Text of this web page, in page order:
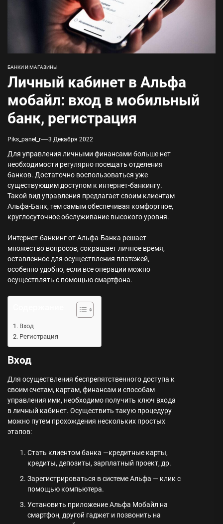
БАНКИ И МАГАЗИНЫ
Личный кабинет в Альфа
мобайл: вход в мобильный
банк, регистрация
Piks_panel_r 3 Декабря 2022
Для управления личными финансами больше нет
необходимости регулярно посещать отделения
банков. Достаточно воспользоваться уже
существующим доступом к интернет-банкингу.
Такой вид управления предлагает своим клиентам
Альфа-Банк, тем самым обеспечивая комфортное,
круглосуточное обслуживание высокого уровня.
Интернет-банкинг от Альфа-Банка решает
множество вопросов, сокращает личное время,
оставленное для осуществления платежей,
особенно удобно, если все операции можно
осуществлять с помощью смартфона.
Вход
Регистрация
Вход
Для осуществления беспрепятственного доступа к
своим счетам, картам, финансам и способам
управления ими, необходимо получить ключ входа
в личный кабинет. Осуществить такую процедуру
можно путем прохождения нескольких простых
этапов:
Стать клиентом банка —кредитные карты,
кредиты, депозиты, зарплатный проект, др.
Зарегистрироваться в системе Альфа — клик с
помощью компьютера.
Установить приложение Альфа Мобайл на
смартфон, другой гаджет и позвонить на